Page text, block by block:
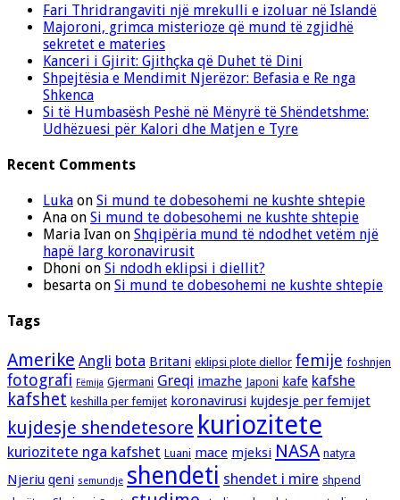
Fari Thridrangaviti një mrekulli e izoluar në Islandë
Majoroni, grimca misterioze që mund të zgjidhë
sekretet e materies
Kanceri i Gjirit: Gjithçka që Duhet të Dini
Shpejtësia e Mendimit Njerëzor: Befasia e Re nga
Shkenca
Si të Humbasësh Peshë në Mënyrë të Shëndetshme:
Udhëzuesi për Kalori dhe Matjen e Tyre
Recent Comments
Luka on Si mund te dobesohemi ne kushte shtepie
Ana on Si mund te dobesohemi ne kushte shtepie
Maria Ivan on Shqipëria mund të ndodhet vetëm një
hapë larg koronavirusit
Dhoni on Si ndodh eklipsi i diellit?
besarta on Si mund te dobesohemi ne kushte shtepie
Tags
Amerike Angli bota Britani eklipsi plote diellor femije foshnjen
fotografi Fëmija Gjermani Greqi imazhe Japoni kafe kafshe
kafshet keshilla per femijet koronavirusi kujdesje per femijet
kujdesje shendetesore kuriozitete
kuriozitete nga kafshet Luani mace mjeksi NASA natyra
Njeriu qeni semundje shendeti shendet i mire shpend